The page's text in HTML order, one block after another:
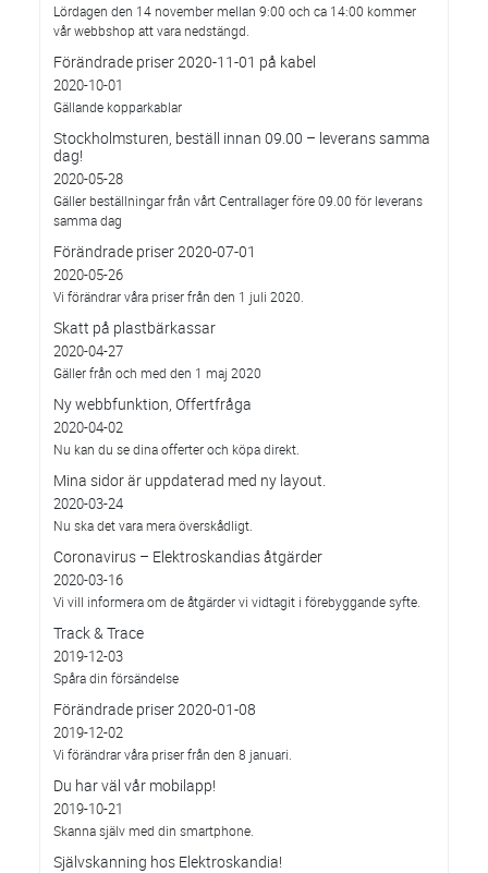
Lördagen den 14 november mellan 9:00 och ca 14:00 kommer
vår webbshop att vara nedstängd.
Förändrade priser 2020-11-01 på kabel
2020-10-01
Gällande kopparkablar
Stockholmsturen, beställ innan 09.00 – leverans samma
dag!
2020-05-28
Gäller beställningar från vårt Centrallager före 09.00 för leverans
samma dag
Förändrade priser 2020-07-01
2020-05-26
Vi förändrar våra priser från den 1 juli 2020.
Skatt på plastbärkassar
2020-04-27
Gäller från och med den 1 maj 2020
Ny webbfunktion, Offertfråga
2020-04-02
Nu kan du se dina offerter och köpa direkt.
Mina sidor är uppdaterad med ny layout.
2020-03-24
Nu ska det vara mera överskådligt.
Coronavirus – Elektroskandias åtgärder
2020-03-16
Vi vill informera om de åtgärder vi vidtagit i förebyggande syfte.
Track & Trace
2019-12-03
Spåra din försändelse
Förändrade priser 2020-01-08
2019-12-02
Vi förändrar våra priser från den 8 januari.
Du har väl vår mobilapp!
2019-10-21
Skanna själv med din smartphone.
Självskanning hos Elektroskandia!